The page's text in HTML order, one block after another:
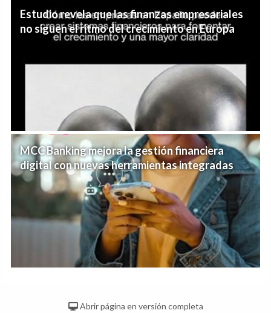
Estudio revela que las finanzas empresariales
no siguen el ritmo del crecimiento en Europa
MCC Banking mejora la gestión financiera
digital con nuevas herramientas integradas
Abrir página en versión completa